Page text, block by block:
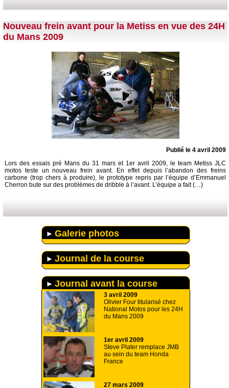
Nouveau frein avant pour la Metiss en vue des 24H
du Mans 2009
Publié le 4 avril 2009
Lors des essais pré Mans du 31 mars et 1er avril 2009, le team Metiss JLC
motos teste un nouveau frein avant. En effet depuis l’abandon des freins
carbone (trop chers à produire), le prototype repris par l’équipe d’Emmanuel
Cherron bute sur des problèmes de dribble à l’avant. L’équipe a fait (…)
Galerie photos
Journal de la course
Journal avant la course
3 avril 2009
Olivier Four titularisé chez
National Motos pour les 24H
du Mans 2009
1er avril 2009
Steve Plater remplace JMB
au sein du team Honda
France
27 mars 2009